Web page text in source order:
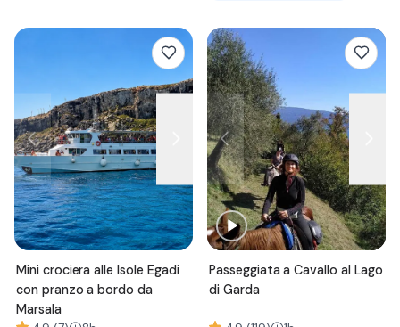
Mini crociera alle Isole Egadi
con pranzo a bordo da
Marsala
Passeggiata a Cavallo al Lago
di Garda